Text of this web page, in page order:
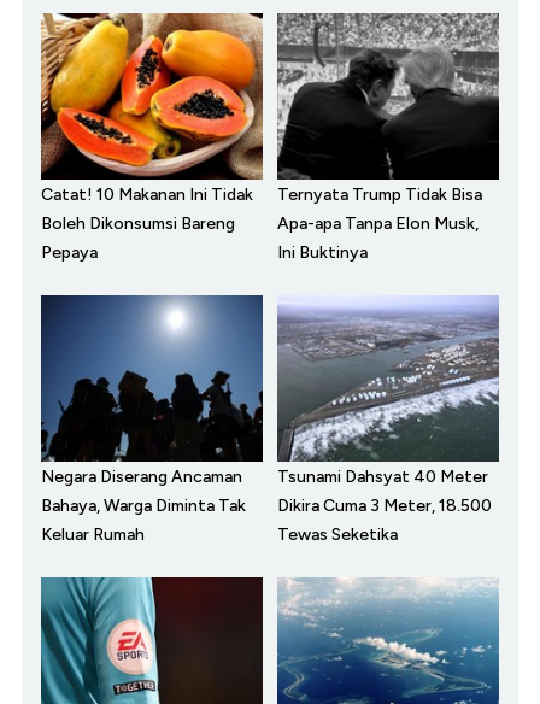
Catat! 10 Makanan Ini Tidak
Boleh Dikonsumsi Bareng
Pepaya
Ternyata Trump Tidak Bisa
Apa-apa Tanpa Elon Musk,
Ini Buktinya
Negara Diserang Ancaman
Bahaya, Warga Diminta Tak
Keluar Rumah
Tsunami Dahsyat 40 Meter
Dikira Cuma 3 Meter, 18.500
Tewas Seketika